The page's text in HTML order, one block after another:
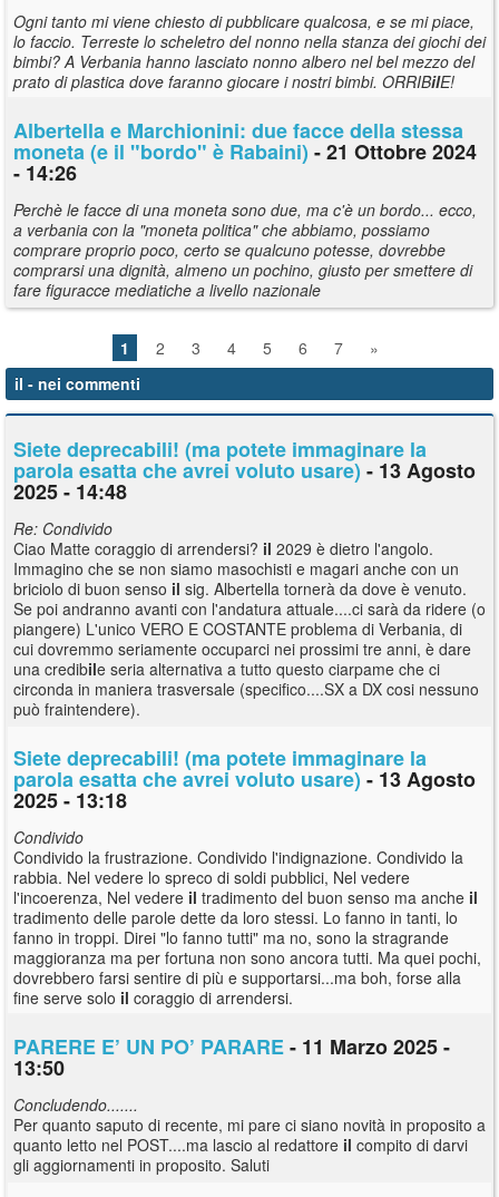
Ogni tanto mi viene chiesto di pubblicare qualcosa, e se mi piace,
lo faccio. Terreste lo scheletro del nonno nella stanza dei giochi dei
bimbi? A Verbania hanno lasciato nonno albero nel bel mezzo del
prato di plastica dove faranno giocare i nostri bimbi. ORRIBilE!
Albertella e Marchionini: due facce della stessa
moneta (e il "bordo" è Rabaini) - 21 Ottobre 2024
- 14:26
Perchè le facce di una moneta sono due, ma c'è un bordo... ecco,
a verbania con la "moneta politica" che abbiamo, possiamo
comprare proprio poco, certo se qualcuno potesse, dovrebbe
comprarsi una dignità, almeno un pochino, giusto per smettere di
fare figuracce mediatiche a livello nazionale
1 2 3 4 5 6 7
»
il - nei commenti
Siete deprecabili! (ma potete immaginare la
parola esatta che avrei voluto usare) - 13 Agosto
2025 - 14:48
Re: Condivido
Ciao Matte coraggio di arrendersi? il 2029 è dietro l'angolo.
Immagino che se non siamo masochisti e magari anche con un
briciolo di buon senso il sig. Albertella tornerà da dove è venuto.
Se poi andranno avanti con l'andatura attuale....ci sarà da ridere (o
piangere) L'unico VERO E COSTANTE problema di Verbania, di
cui dovremmo seriamente occuparci nei prossimi tre anni, è dare
una credibile seria alternativa a tutto questo ciarpame che ci
circonda in maniera trasversale (specifico....SX a DX cosi nessuno
può fraintendere).
Siete deprecabili! (ma potete immaginare la
parola esatta che avrei voluto usare) - 13 Agosto
2025 - 13:18
Condivido
Condivido la frustrazione. Condivido l'indignazione. Condivido la
rabbia. Nel vedere lo spreco di soldi pubblici, Nel vedere
l'incoerenza, Nel vedere il tradimento del buon senso ma anche il
tradimento delle parole dette da loro stessi. Lo fanno in tanti, lo
fanno in troppi. Direi "lo fanno tutti" ma no, sono la stragrande
maggioranza ma per fortuna non sono ancora tutti. Ma quei pochi,
dovrebbero farsi sentire di più e supportarsi...ma boh, forse alla
fine serve solo il coraggio di arrendersi.
PARERE E’ UN PO’ PARARE- 11 Marzo 2025 -
13:50
Concludendo.......
Per quanto saputo di recente, mi pare ci siano novità in proposito a
quanto letto nel POST....ma lascio al redattore il compito di darvi
gli aggiornamenti in proposito. Saluti